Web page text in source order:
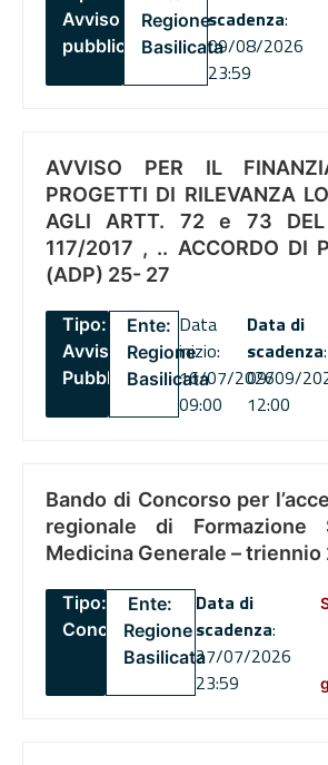
Avviso
pubblico
Regione
Basilicata
scadenza:
09/08/2026
23:59
AVVISO PER IL
PROGETTI DI RILEVANZA
AGLI ARTT. 72 e 73
117/2017 , .. ACCORDO DI
(ADP) 25- 27
Tipo:
Avviso
Pubblico
Ente:
Regione
Basilicata
Data
inizio:
16/07/2026
09:00
Data di
scadenza:
09/09/
12:00
Bando di Concorso per
regionale di Formazione
Medicina Generale –
Tipo:
Concorsi
Ente:
Regione
Basilicata
Data di
scadenza:
27/07/2026
23:59